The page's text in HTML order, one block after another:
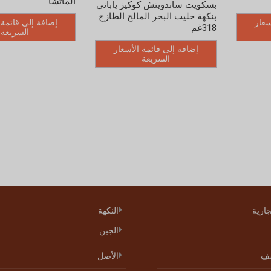
إضافة إلى قائمة
السريعة
بسكويت ساندويتش كوكيز ياباني
بنكهة حليب البحر المالح الطازج
318غم
إضافة إلى قائمة الأسعار
السريعة
النكهة
الجبن
الأصل